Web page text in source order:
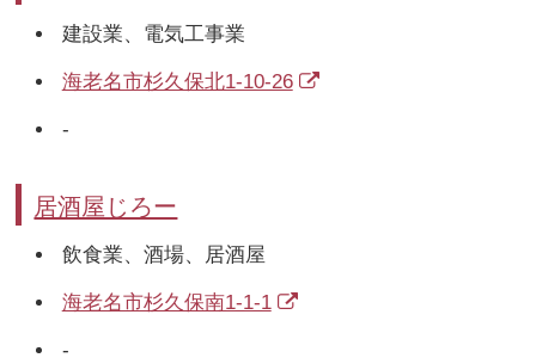
建設業、電気工事業
海老名市杉久保北1-10-26
-
居酒屋じろー
飲食業、酒場、居酒屋
海老名市杉久保南1-1-1
-